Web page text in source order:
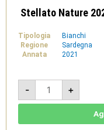
Stellato Nature
Tipologia
Bianchi
Regione
Sardegna
Annata
2021
-
Stellato
Nature
2021
-
+